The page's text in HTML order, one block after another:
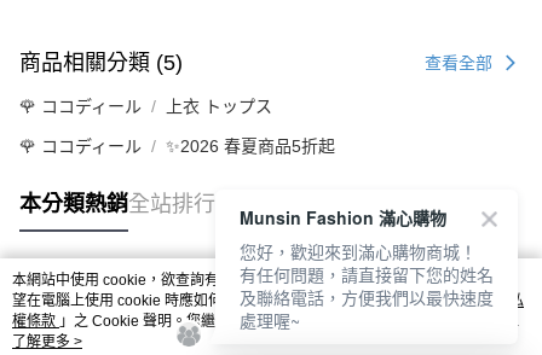
商品相關分類 (5) 查看全部
🌹 ココディール 上衣 トップス
🌹 ココディール ✨2026 春夏商品5折起
本分類熱銷全站排行
熱門標籤
本網站中使用 cookie，欲查詢有關本網站使用 cookie 方式之詳情，及若您不希
望在電腦上使用 cookie 時應如何變更電腦的 cookie 設定，請參閱本網站「
隱私
權條款 」之 Cookie 聲明。您繼續使用本網站即表示您同意本公司得按本網站使
用條款之 Cookie 聲明使用 cookie。
了解更多 >
Munsin Fashion 滿心購物
您好，歡迎來到滿心購物商城！
有任何問題，請直接留下您的姓名
及聯絡電話，方便我們以最快速度
處理喔~